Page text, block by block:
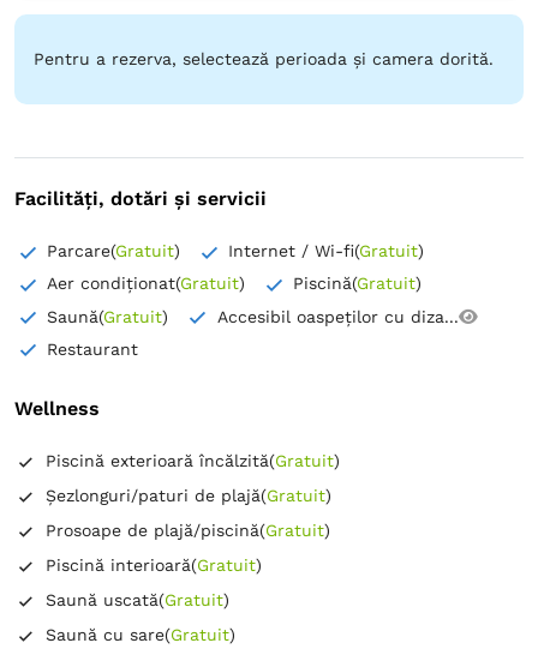
Pentru a rezerva, selectează perioada și camera dorită.
Facilități, dotări și servicii
Parcare(Gratuit) Internet / Wi-fi(Gratuit)
Aer condiționat(Gratuit) Piscină(Gratuit)
Saună(Gratuit)
Accesibil oaspeților cu diza...
Restaurant
Wellness
Piscină exterioară încălzită(Gratuit)
Șezlonguri/paturi de plajă(Gratuit)
Prosoape de plajă/piscină(Gratuit)
Piscină interioară(Gratuit)
Saună uscată(Gratuit)
Saună cu sare(Gratuit)